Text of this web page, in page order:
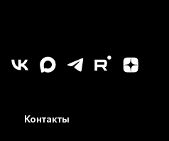
Контакты